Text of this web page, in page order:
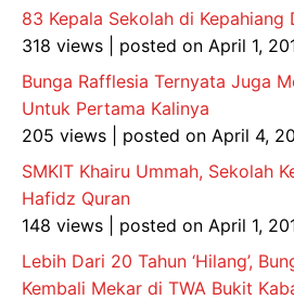
83 Kepala Sekolah di Kepahiang
318 views
posted on April 1,
Bunga Rafflesia Ternyata Juga
Untuk Pertama Kalinya
205 views
posted on April 4,
SMKIT Khairu Ummah, Sekolah
Hafidz Quran
148 views
posted on April 1,
Lebih Dari 20 Tahun ‘Hilang’,
Kembali Mekar di TWA Bukit